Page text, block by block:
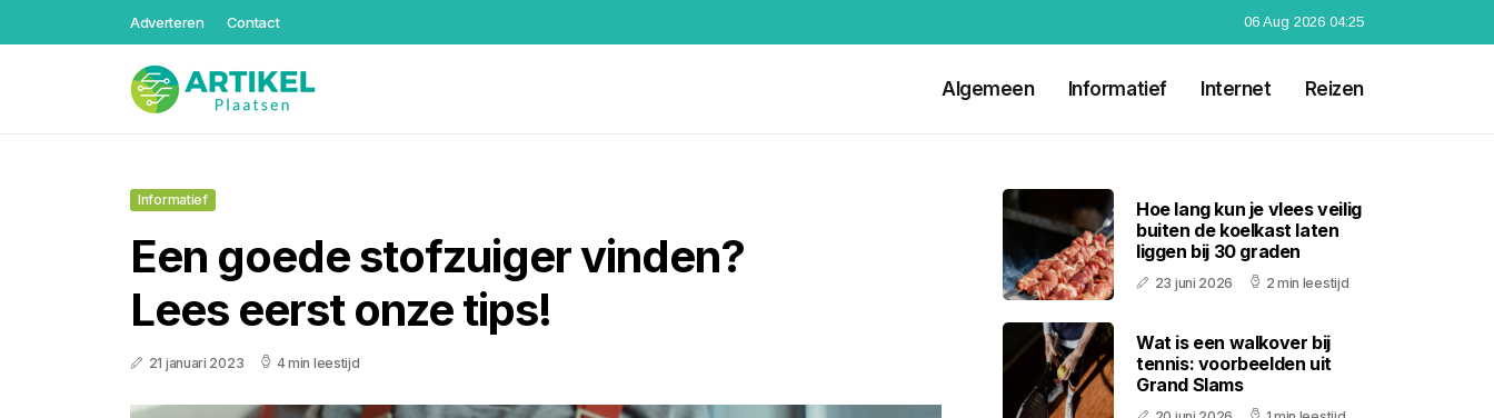
Adverteren Contact 06 Aug 2026 04:25
Algemeen Informatief Internet Reizen
Informatief
Een goede stofzuiger vinden?
Lees eerst onze tips!
21 januari 2023 4 min leestijd
Hoe lang kun je vlees veilig
buiten de koelkast laten
liggen bij 30 graden
23 juni 2026 2 min leestijd
Wat is een walkover bij
tennis: voorbeelden uit
Grand Slams